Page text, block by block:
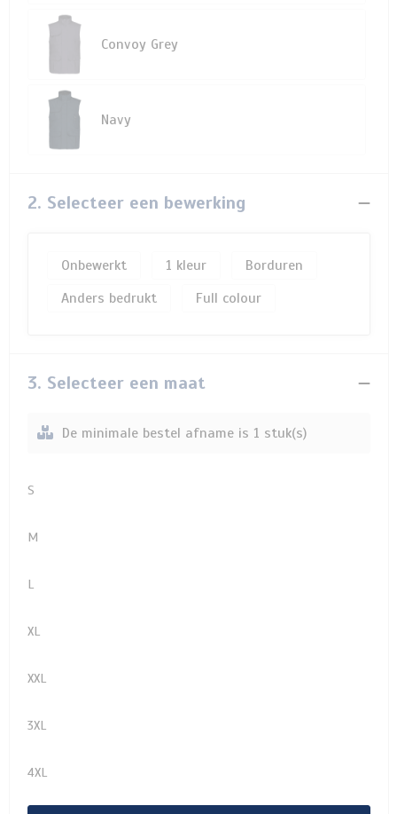
Convoy Grey
Navy
2. Selecteer een bewerking
Onbewerkt 1
Borduren
Anders bedrukt
Full colour
3. Selecteer een maat
De minimale bestel afname is 1 stuk(s)
S
M
L
XL
XXL
3XL
4XL